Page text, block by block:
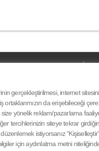
gerçekleştirilmesi, internet
da erişebileceği
yönelik reklam/pazarlama
tercihlerinizin siteye tekrar
istiyorsanız
için aydınlatma metni